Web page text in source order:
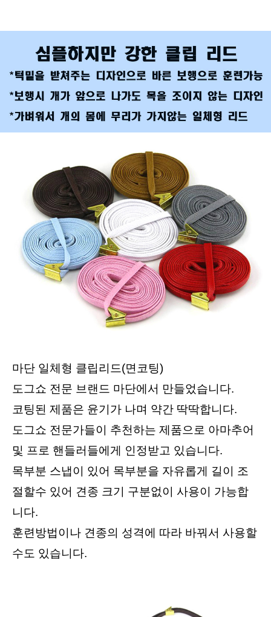
마단 일체형 클립리드(면코팅)
도그쇼 전문 브랜드 마단에서 만들었습니다.
코팅된 제품은 윤기가 나며 약간 딱딱합니다.
도그쇼 전문가들이 추천하는 제품으로 아마추어
및 프로 핸들러들에게 인정받고 있습니다.
목부분 스냅이 있어 목부분을 자유롭게 길이 조
절할수 있어 견종 크기 구분없이 사용이 가능합
니다.
훈련방법이나 견종의 성격에 따라 바꿔서 사용할
수도 있습니다.